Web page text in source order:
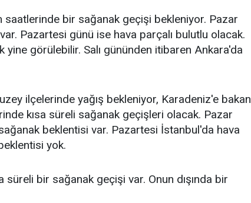
bir sağanak geçişi bekleniyor. Pazar
Pazartesi günü ise hava parçalı bulutlu olacak.
yine görülebilir. Salı gününden itibaren Ankara'da
ilçelerinde yağış bekleniyor, Karadeniz'e bakan
kısa süreli sağanak geçişleri olacak. Pazar
beklentisi var. Pazartesi İstanbul'da hava
yok.
bir sağanak geçişi var. Onun dışında bir